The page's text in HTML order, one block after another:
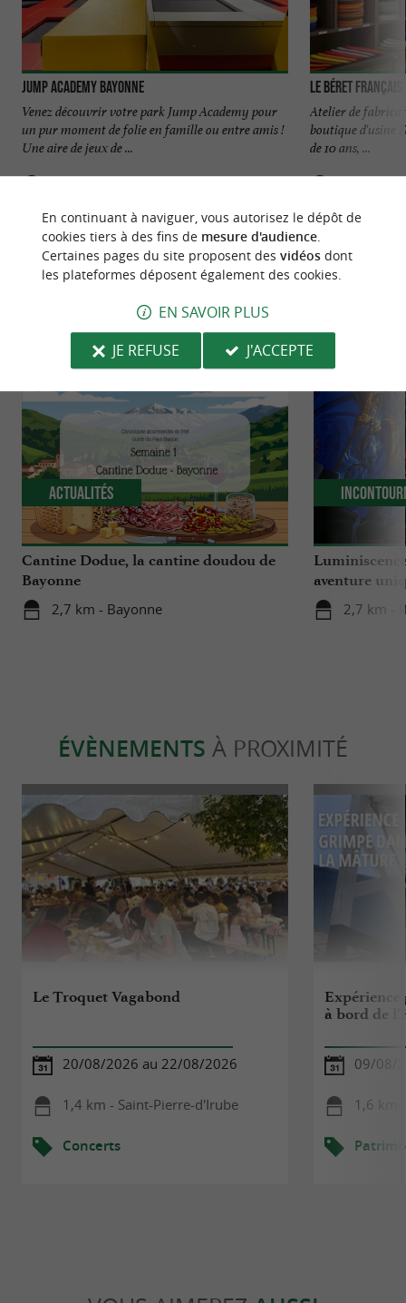
Jump Academy Bayonne
Venez découvrir votre park Jump Academy pour
un pur moment de folie en famille ou entre amis !
Une aire de jeux de ...
Le Béret Français
Atelier de
boutique d'usine
de 10 ans, ...
NOUS AVONS TESTÉPOUR VOUS
Cantine Dodue, la cantine doudou de
Bayonne
2,7 km - Bayonne
Actualités
aventure
cathédrale
2,7 km -
ÉVÈNEMENTS À PROXIMITÉ
Le Troquet Vagabond
20/08/2026 au 22/08/2026
1,4 km - Saint-Pierre-d'Irube
Concerts
à bord de
09/08/
1,6 km
En continuant à naviguer, vous autorisez le dépôt de
cookies tiers à des fins de mesure d'audience.
Certaines pages du site proposent des vidéosdont
les plateformes déposent également des cookies.
EN SAVOIR PLUS
JE REFUSE
J'ACCEPTE